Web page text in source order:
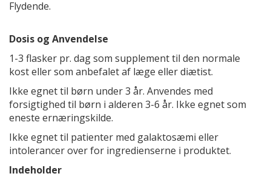
Flydende.
Dosis og Anvendelse
1-3 flasker pr. dag som supplement til den normale
kost eller som anbefalet af læge eller diætist.
Ikke egnet til børn under 3 år. Anvendes med
forsigtighed til børn i alderen 3-6 år. Ikke egnet som
eneste ernæringskilde.
Ikke egnet til patienter med galaktosæmi eller
intolerancer over for ingredienserne i produktet.
Indeholder